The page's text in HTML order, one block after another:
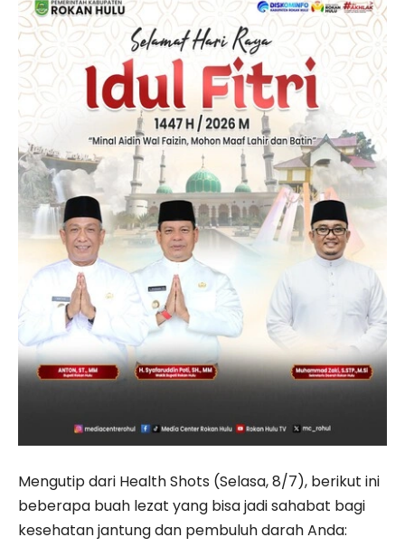
Mengutip dari Health Shots (Selasa, 8/7), berikut ini
beberapa buah lezat yang bisa jadi sahabat bagi
kesehatan jantung dan pembuluh darah Anda: